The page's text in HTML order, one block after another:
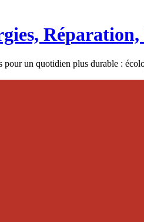
pour un quotidien plus durable :